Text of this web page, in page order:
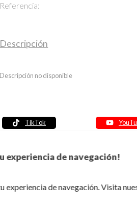
experiencia de navegación!
de navegación. Visita
Referencia:
Descripción
Descripción no disponible
TikTok
Política de seguridad